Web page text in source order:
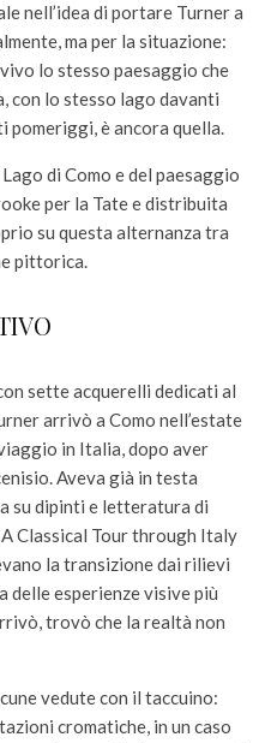
nell’idea di portare Turner a
ma per la situazione:
lo stesso paesaggio che
con lo stesso lago davanti
pomeriggi, è ancora quella.
di Como e del paesaggio
per la Tate e distribuita
su questa alternanza tra
pittorica.
sette acquerelli dedicati al
arrivò a Como nell’estate
in Italia, dopo aver
Aveva già in testa
su dipinti e letteratura di
Classical Tour through Italy
la transizione dai rilievi
delle esperienze visive più
trovò che la realtà non
vedute con il taccuino:
cromatiche, in un caso